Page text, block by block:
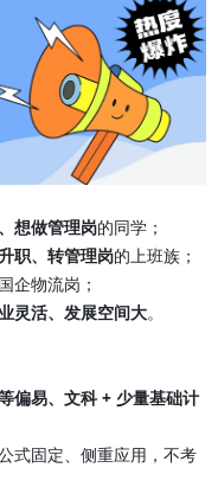
想做管理岗的同学；
职、转管理岗的上班族；
企物流岗；
灵活、发展空间大。
偏易、文科 + 少量基础计
式固定、侧重应用，不考